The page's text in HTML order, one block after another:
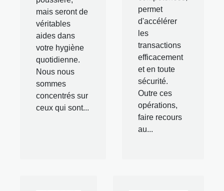
mais seront de
véritables
aides dans
votre hygiène
quotidienne.
Nous nous
sommes
concentrés sur
ceux qui sont...
permet
d'accélérer
les
transactions
efficacement
et en toute
sécurité.
Outre ces
opérations,
faire recours
au...